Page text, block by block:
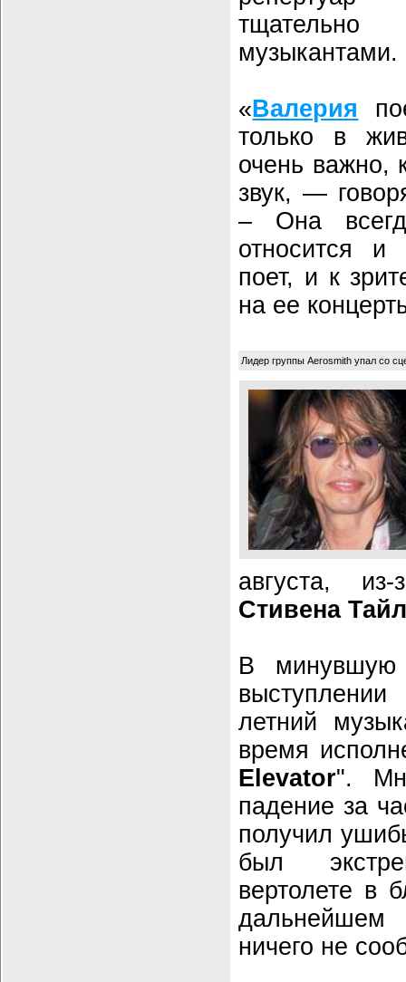
музыкантами.
«Валерия
только в
очень важно,
звук, —
– Она
относится и
поет, и к
на ее
Лидер группы Aerosmith упал со
августа,
Стивена
В минувшую
летний
время
Elevator".
падение за
получил
был
вертолете в
дальнейшем
ничего не